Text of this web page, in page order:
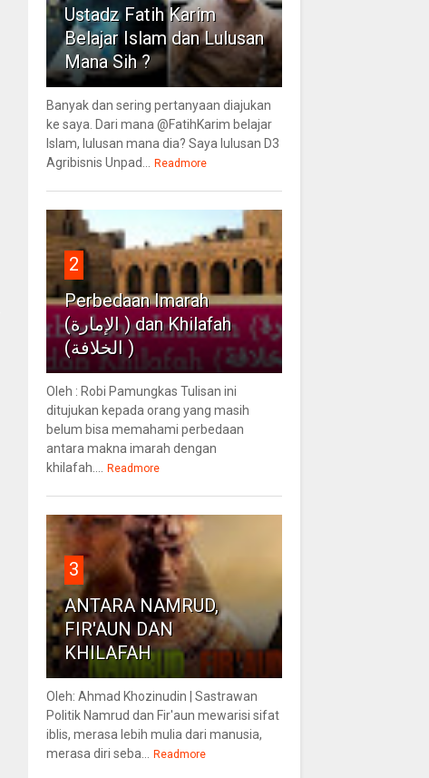
Ustadz Fatih Karim
Belajar Islam dan Lulusan
Mana Sih ?
Banyak dan sering pertanyaan diajukan
ke saya. Dari mana @FatihKarim belajar
Islam, lulusan mana dia? Saya lulusan D3
Agribisnis Unpad...
Readmore
2
Perbedaan Imarah
(الإمارة ) dan Khilafah
(الخلافة )
Oleh : Robi Pamungkas Tulisan ini
ditujukan kepada orang yang masih
belum bisa memahami perbedaan
antara makna imarah dengan
khilafah....
Readmore
3
ANTARA NAMRUD,
FIR'AUN DAN
KHILAFAH
Oleh: Ahmad Khozinudin | Sastrawan
Politik Namrud dan Fir'aun mewarisi sifat
iblis, merasa lebih mulia dari manusia,
merasa diri seba...
Readmore